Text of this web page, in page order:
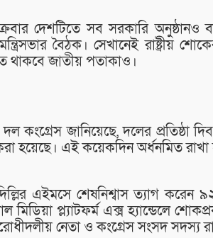
দেশটিতে সব সরকারি অনুষ্ঠানও
বৈঠক। সেখানেই রাষ্ট্রীয়
থাকবে জাতীয় পতাকাও।
কংগ্রেস জানিয়েছে, দলের প্রতিষ্ঠা
হয়েছে। এই কয়েকদিন অর্ধনমিত
এইমসে শেষনিশ্বাস ত্যাগ করেন
প্ল্যাটফর্ম এক্স হ্যান্ডেলে
নেতা ও কংগ্রেস সংসদ সদস্য